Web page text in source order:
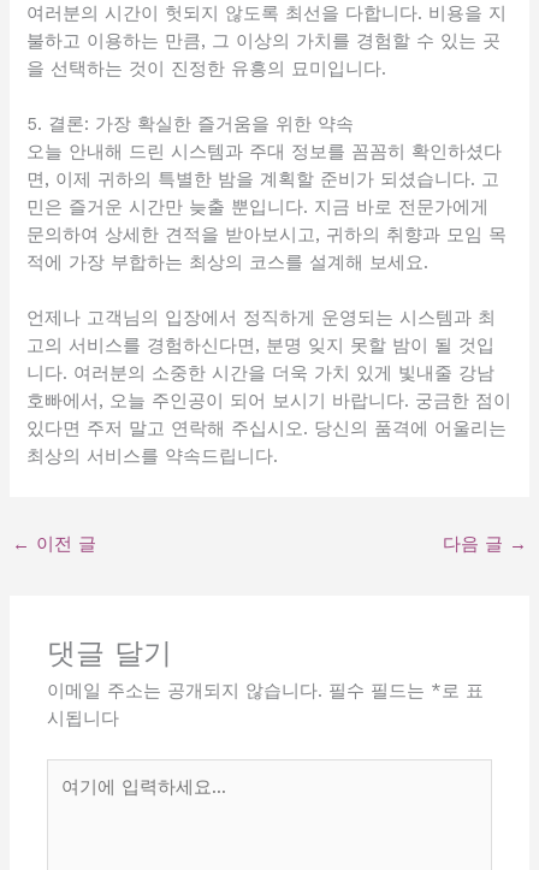
여러분의 시간이 헛되지 않도록 최선을 다합니다. 비용을 지
불하고 이용하는 만큼, 그 이상의 가치를 경험할 수 있는 곳
을 선택하는 것이 진정한 유흥의 묘미입니다.
5. 결론: 가장 확실한 즐거움을 위한 약속
오늘 안내해 드린 시스템과 주대 정보를 꼼꼼히 확인하셨다
면, 이제 귀하의 특별한 밤을 계획할 준비가 되셨습니다. 고
민은 즐거운 시간만 늦출 뿐입니다. 지금 바로 전문가에게
문의하여 상세한 견적을 받아보시고, 귀하의 취향과 모임 목
적에 가장 부합하는 최상의 코스를 설계해 보세요.
언제나 고객님의 입장에서 정직하게 운영되는 시스템과 최
고의 서비스를 경험하신다면, 분명 잊지 못할 밤이 될 것입
니다. 여러분의 소중한 시간을 더욱 가치 있게 빛내줄 강남
호빠에서, 오늘 주인공이 되어 보시기 바랍니다. 궁금한 점이
있다면 주저 말고 연락해 주십시오. 당신의 품격에 어울리는
최상의 서비스를 약속드립니다.
← 이전 글 다음 글 →
댓글 달기
이메일 주소는 공개되지 않습니다. 필수 필드는 *로 표
시됩니다